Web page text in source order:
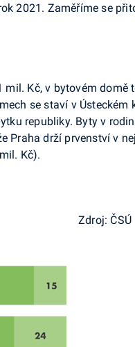
2021. Zaměříme se
Kč, v bytovém domě
se staví v Ústeckém
republiky. Byty v
Praha drží prvenství v
Kč).
Zdroj: ČSÚ